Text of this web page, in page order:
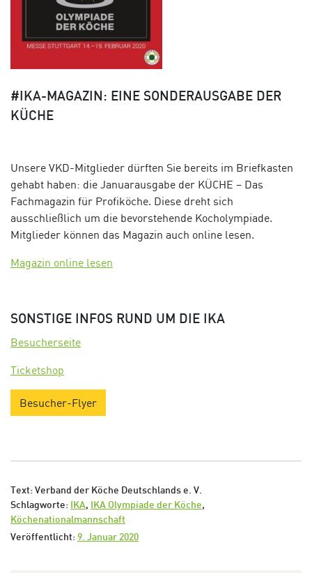
#IKA-MAGAZIN: EINE SONDERAUSGABE DER
KÜCHE
Unsere VKD-Mitglieder dürften Sie bereits im Briefkasten
gehabt haben: die Januarausgabe der KÜCHE – Das
Fachmagazin für Profiköche. Diese dreht sich
ausschließlich um die bevorstehende Kocholympiade.
Mitglieder können das Magazin auch online lesen.
Magazin online lesen
SONSTIGE INFOS RUND UM DIE IKA
Besucherseite
Ticketshop
Besucher-Flyer
Text: Verband der Köche Deutschlands e. V.
Schlagworte:
IKA, IKA Olympiade der Köche,
Köchenationalmannschaft
Veröffentlicht: 9. Januar 2020